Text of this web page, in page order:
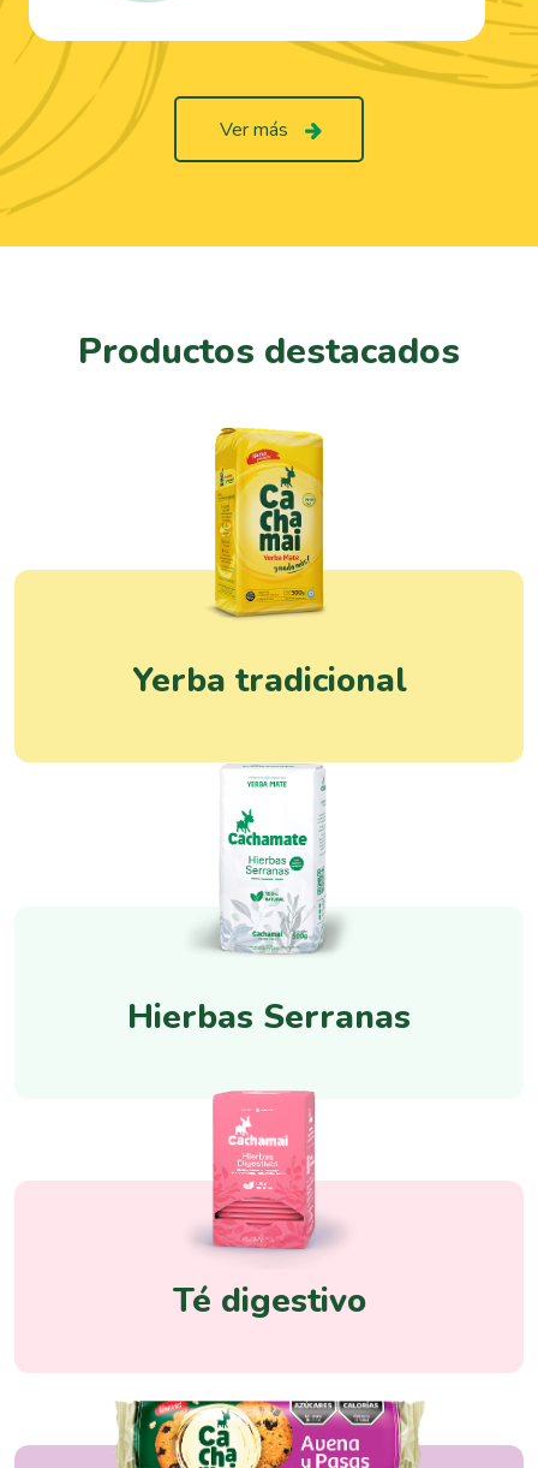
Ver más
Productos destacados
Yerba tradicional
Hierbas Serranas
Té digestivo